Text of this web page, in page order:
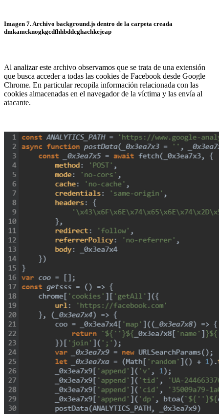
Imagen 7. Archivo background.js dentro de la carpeta creada
dmkamcknogkgcdfhhbddcghachkejeap
Al analizar este archivo observamos que se trata de una extensión
que busca acceder a todas las cookies de Facebook desde Google
Chrome. En particular recopila información relacionada con las
cookies almacenadas en el navegador de la víctima y las envía al
atacante.